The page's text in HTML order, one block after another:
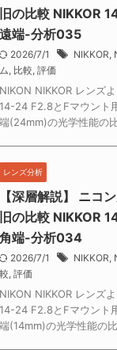
旧の比較 NIKKOR
遠端-分析035
2026/7/1 NIKKOR
ム 比較 評価
NIKON NIKKOR レンズ
14-24 F2.8とFマウント
端(24mm)の光学性能の
レンズ分析
【深層解説】 ニコ
旧の比較 NIKKOR
角端-分析034
2026/7/1 NIKKOR
較 評価
NIKON NIKKOR レンズ
14-24 F2.8とFマウント
端(14mm)の光学性能の